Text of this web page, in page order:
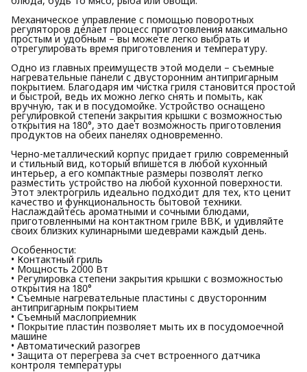
Механическое управление с помощью поворотных
регуляторов делает процесс приготовления максимально
простым и удобным – вы можете легко выбрать и
отрегулировать время приготовления и температуру.
Одно из главных преимуществ этой модели – съемные
нагревательные панели с двусторонним антипригарным
покрытием. Благодаря им чистка гриля становится простой
и быстрой, ведь их можно легко снять и помыть, как
вручную, так и в посудомойке. Устройство оснащено
регулировкой степени закрытия крышки с возможностью
открытия на 180°, это дает возможность приготовления
продуктов на обеих панелях одновременно.
Черно-металлический корпус придает грилю современный
и стильный вид, который впишется в любой кухонный
интерьер, а его компактные размеры позволят легко
разместить устройство на любой кухонной поверхности.
Этот электрогриль идеально подходит для тех, кто ценит
качество и функциональность бытовой техники.
Наслаждайтесь ароматными и сочными блюдами,
приготовленными на контактном гриле BBK, и удивляйте
своих близких кулинарными шедеврами каждый день.
Особенности:
• Контактный гриль
• Мощность 2000 Вт
• Регулировка степени закрытия крышки с возможностью
открытия на 180°
• Съемные нагревательные пластины с двусторонним
антипригарным покрытием
• Съемный маслоприемник
• Покрытие пластин позволяет мыть их в посудомоечной
машине
• Автоматический разогрев
• Защита от перегрева за счет встроенного датчика
контроля температуры